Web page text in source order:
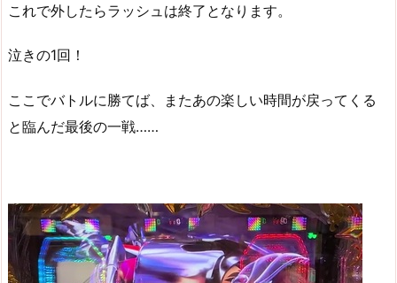
これで外したらラッシュは終了となります。
泣きの1回！
ここでバトルに勝てば、またあの楽しい時間が戻ってくる
と臨んだ最後の一戦……